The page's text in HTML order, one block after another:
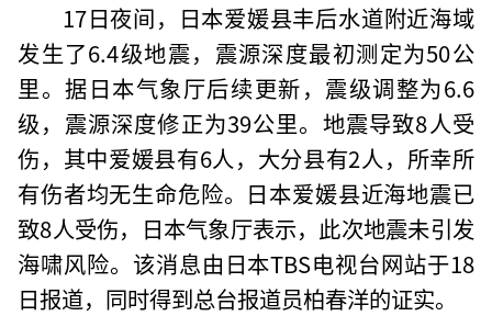
17日夜间，日本爱媛县丰后水道附近海域
发生了6.4级地震，震源深度最初测定为50公
里。据日本气象厅后续更新，震级调整为6.6
级，震源深度修正为39公里。地震导致8人受
伤，其中爱媛县有6人，大分县有2人，所幸所
有伤者均无生命危险。日本爱媛县近海地震已
致8人受伤，日本气象厅表示，此次地震未引发
海啸风险。该消息由日本TBS电视台网站于18
日报道，同时得到总台报道员柏春洋的证实。